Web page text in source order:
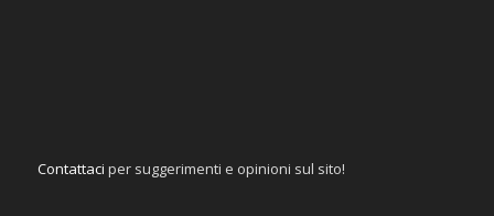
Contattaci per suggerimenti e opinioni sul sito!